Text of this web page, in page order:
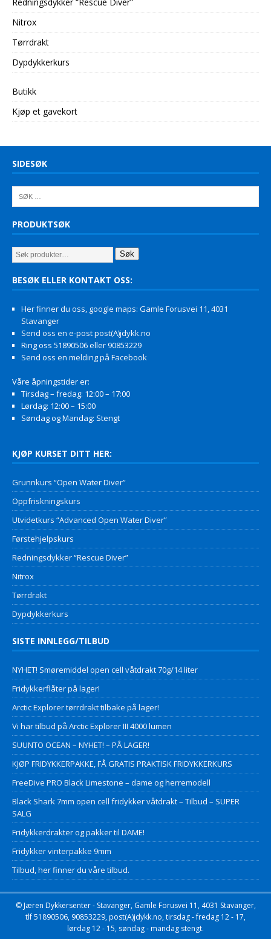
Nitrox
Tørrdrakt
Dypdykkerkurs
Butikk
Kjøp et gavekort
SIDESØK
PRODUKTSØK
Søk
BESØK ELLER KONTAKT OSS:
Her finner du oss, google maps: Gamle Forusvei 11, 4031
Stavanger
Send oss en e-post post(A)jdykk.no
Ring oss 51890506 eller 90853229
Send oss en melding på Facebook
Våre åpningstider er:
Tirsdag – fredag: 12:00 – 17:00
Lørdag: 12:00 – 15:00
Søndag og Mandag: Stengt
KJØP KURSET DITT HER:
Grunnkurs “Open Water Diver”
Oppfriskningskurs
Utvidetkurs “Advanced Open Water Diver”
Førstehjelpskurs
Redningsdykker “Rescue Diver”
Nitrox
Tørrdrakt
Dypdykkerkurs
SISTE INNLEGG/TILBUD
NYHET! Smøremiddel open cell våtdrakt 70g/14 liter
Fridykkerflåter på lager!
Arctic Explorer tørrdrakt tilbake på lager!
Vi har tilbud på Arctic Explorer III 4000 lumen
SUUNTO OCEAN – NYHET! – PÅ LAGER!
KJØP FRIDYKKERPAKKE, FÅ GRATIS PRAKTISK FRIDYKKERKURS
FreeDive PRO Black Limestone – dame og herremodell
Black Shark 7mm open cell fridykker våtdrakt – Tilbud – SUPER
SALG
Fridykkerdrakter og pakker til DAME!
Fridykker vinterpakke 9mm
Tilbud, her finner du våre tilbud.
© Jæren Dykkersenter - Stavanger, Gamle Forusvei 11, 4031 Stavanger,
tlf 51890506, 90853229, post(A)jdykk.no, tirsdag - fredag 12 - 17,
lørdag 12 - 15, søndag - mandag stengt.